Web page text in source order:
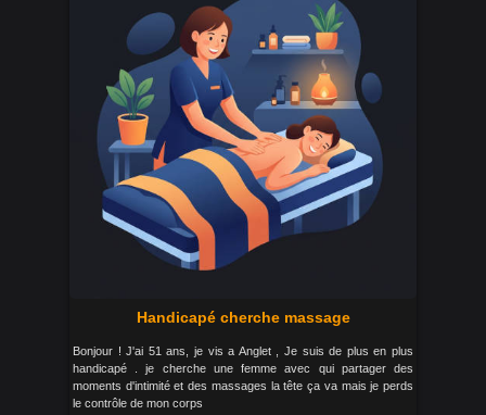
Handicapé cherche massage
Bonjour ! J'ai 51 ans, je vis a Anglet , Je suis de plus en plus
handicapé . je cherche une femme avec qui partager des
moments d'intimité et des massages la tête ça va mais je perds
le contrôle de mon corps